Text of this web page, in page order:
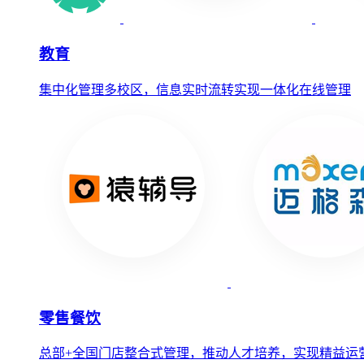
教育
集中化管理多校区，信息实时流转实现一体化在线管理
零售餐饮
总部+全国门店整合式管理，推动人才培养，实现精益运